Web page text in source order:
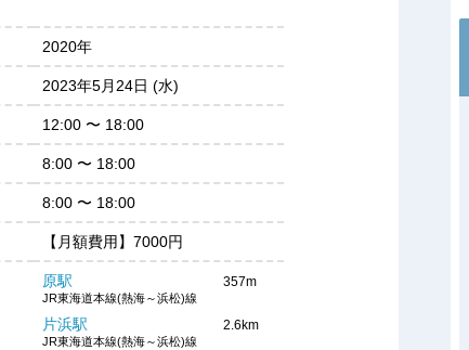
2020年
2023年5月24日 (水)
12:00 〜 18:00
8:00 〜 18:00
8:00 〜 18:00
【月額費用】7000円
原駅 357m
JR東海道本線(熱海～浜松)線
片浜駅 2.6km
JR東海道本線(熱海～浜松)線